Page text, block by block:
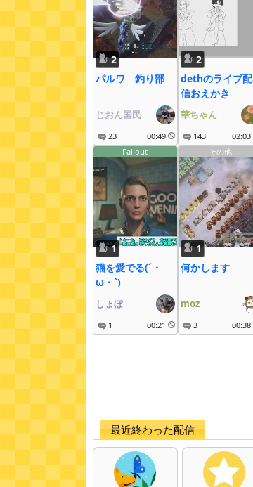
2
パルワ 釣り部
じおん国民
23 00:49
2
dethのライブ配
信おえかき
華ちゃん
143 02:03
Fallout
1
猫を愛でる(´・
ω・`)
しょぼ
1 00:21
その他
1
何かします
moz
3 00:38
最近終わった配信